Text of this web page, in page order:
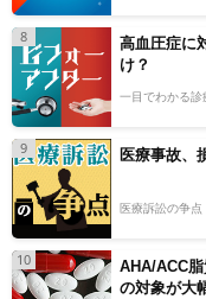
8
高血圧症に
け？
一目でわかる診
9 医療事故、
医療訴訟の争点
10
AHA/ACC
の対象が大